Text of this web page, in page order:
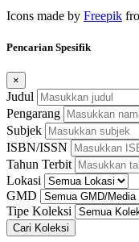
Icons made by Freepik
Pencarian Spesifik
×
Judul
Pengarang
Subjek
ISBN/ISSN
Tahun Terbit
Lokasi
GMD
Tipe Koleksi
Cari Koleksi